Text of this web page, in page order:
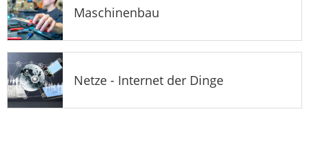
Maschinenbau
Netze - Internet der Dinge